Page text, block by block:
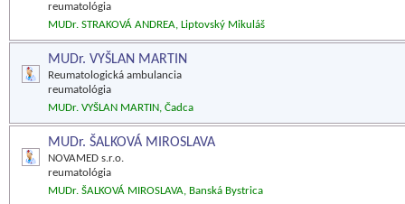
reumatológia
MUDr. STRAKOVÁ ANDREA, Liptovský Mikuláš
MUDr. VYŠLAN MARTIN
Reumatologická ambulancia
reumatológia
MUDr. VYŠLAN MARTIN, Čadca
MUDr. ŠALKOVÁ MIROSLAVA
NOVAMED s.r.o.
reumatológia
MUDr. ŠALKOVÁ MIROSLAVA, Banská Bystrica